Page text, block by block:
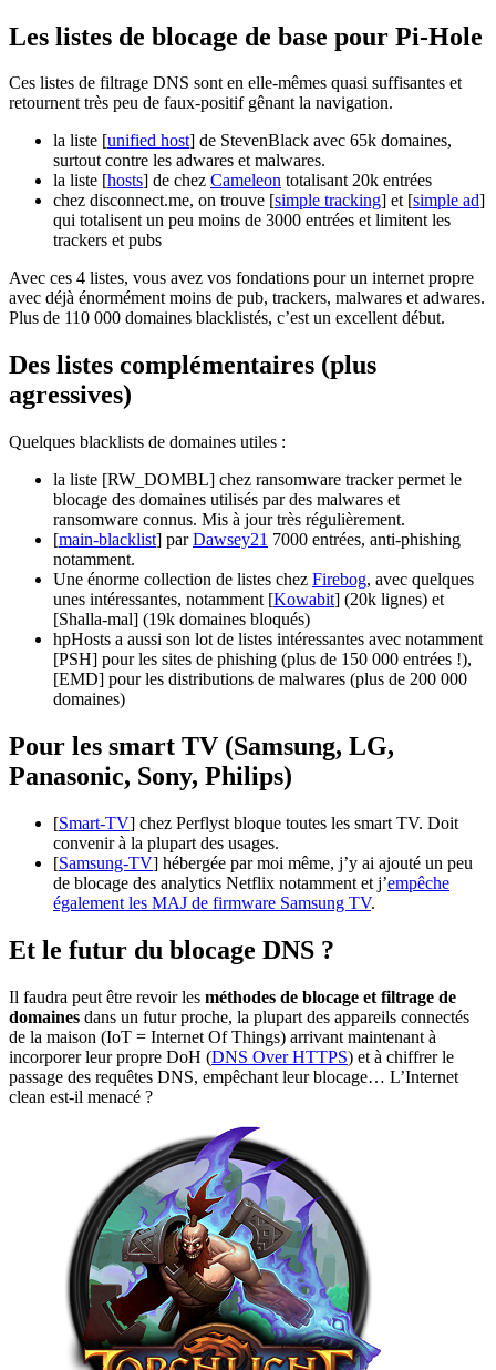
Les listes de blocage de base pour Pi-Hole
Ces listes de filtrage DNS sont en elle-mêmes quasi suffisantes et
retournent très peu de faux-positif gênant la navigation.
la liste [unified host] de StevenBlack avec 65k domaines,
surtout contre les adwares et malwares.
la liste [hosts] de chez Cameleon totalisant 20k entrées
chez disconnect.me, on trouve [simple tracking] et [simple ad]
qui totalisent un peu moins de 3000 entrées et limitent les
trackers et pubs
Avec ces 4 listes, vous avez vos fondations pour un internet propre
avec déjà énormément moins de pub, trackers, malwares et adwares.
Plus de 110 000 domaines blacklistés, c’est un excellent début.
Des listes complémentaires (plus
agressives)
Quelques blacklists de domaines utiles :
la liste [RW_DOMBL] chez ransomware tracker permet le
blocage des domaines utilisés par des malwares et
ransomware connus. Mis à jour très régulièrement.
[main-blacklist] parDawsey21 7000 entrées, anti-phishing
notamment.
Une énorme collection de listes chez Firebog, avec quelques
unes intéressantes, notamment [Kowabit] (20k lignes) et
[Shalla-mal] (19k domaines bloqués)
hpHosts a aussi son lot de listes intéressantes avec notamment
[PSH] pour les sites de phishing (plus de 150 000 entrées !),
[EMD] pour les distributions de malwares (plus de 200 000
domaines)
Pour les smart TV (Samsung, LG,
Panasonic, Sony, Philips)
[Smart-TV] chez Perflyst bloque toutes les smart TV. Doit
convenir à la plupart des usages.
[Samsung-TV] hébergée par moi même, j’y ai ajouté un peu
de blocage des analytics Netflix notamment et j’empêche
également les MAJ de firmware Samsung TV.
Et le futur du blocage DNS ?
Il faudra peut être revoir les méthodes de blocage et filtrage de
domaines dans un futur proche, la plupart des appareils connectés
de la maison (IoT = Internet Of Things) arrivant maintenant à
incorporer leur propre DoH (DNS Over HTTPS) et à chiffrer le
passage des requêtes DNS, empêchant leur blocage… L’Internet
clean est-il menacé ?